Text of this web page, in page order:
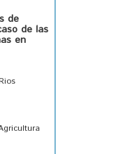
de
de las
en